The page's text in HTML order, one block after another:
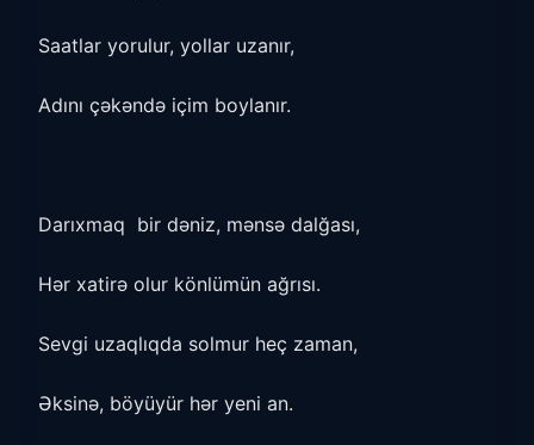
Saatlar yorulur, yollar uzanır,
Adını çəkəndə içim boylanır.
Darıxmaq bir dəniz, mənsə dalğası,
Hər xatirə olur könlümün ağrısı.
Sevgi uzaqlıqda solmur heç zaman,
Əksinə, böyüyür hər yeni an.